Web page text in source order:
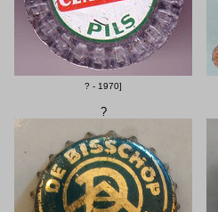
? - 1970]
?